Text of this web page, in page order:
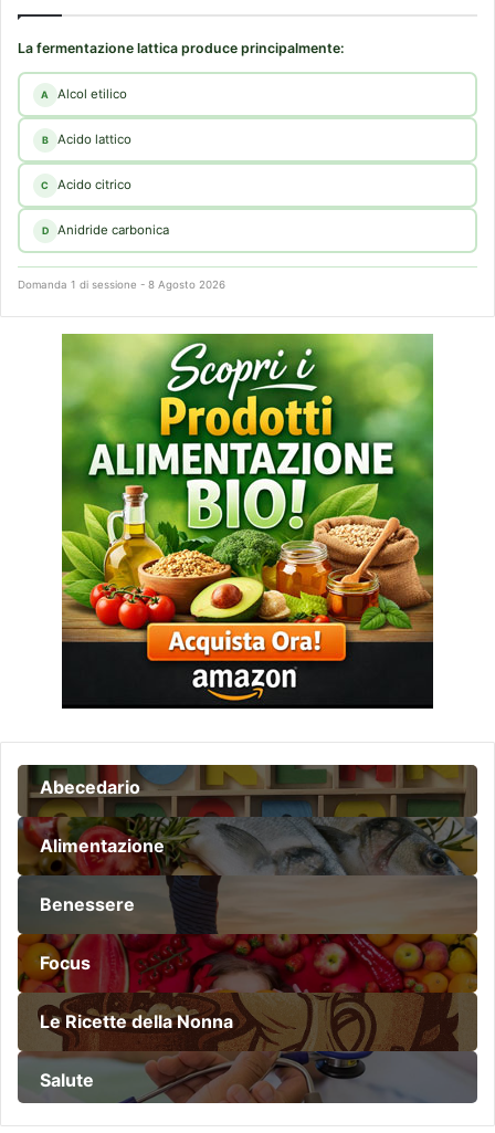
La fermentazione lattica produce principalmente:
A Alcol etilico
B Acido lattico
C Acido citrico
D Anidride carbonica
Domanda 1 di sessione - 8 Agosto 2026
Abecedario
Alimentazione
Benessere
Focus
Le Ricette della Nonna
Salute